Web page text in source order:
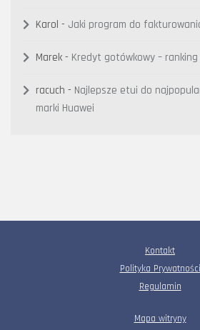
Karol - Jaki program do
Marek - Kredyt gotówkowy –
racuch - Najlepsze etui do
marki Huawei
Kontakt
Polityka Prywatności
Regulamin
Mapa witryny